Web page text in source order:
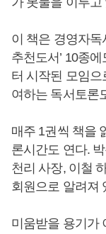
이 책은 경영자독
추천도서’ 10종
터 시작된 모임
여하는 독서토론
매주 1권씩 책을
론시간도 연다.
천리 사장, 이철
회원으로 알려져
미움받을 용기가